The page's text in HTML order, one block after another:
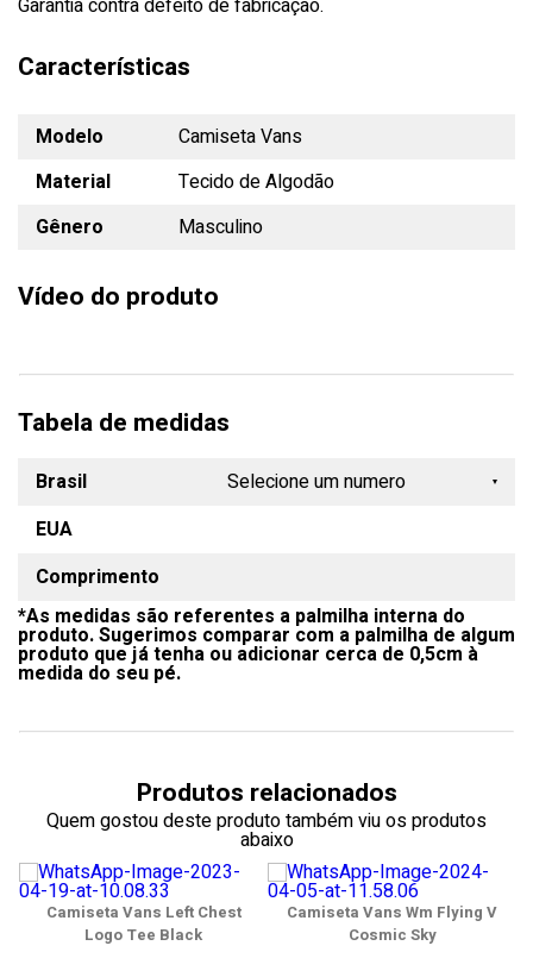
Características
Modelo
Camiseta Vans
Material
Tecido de Algodão
Gênero
Masculino
Vídeo do produto
Tabela de medidas
Brasil
EUA
Comprimento
*As medidas são referentes a palmilha interna do
produto. Sugerimos comparar com a palmilha de algum
produto que já tenha ou adicionar cerca de 0,5cm à
medida do seu pé.
Selecione um numero
35
39
40
41
Produtos relacionados
Quem gostou deste produto também viu os produtos
abaixo
Camiseta Vans Left Chest
Logo Tee Black
Camiseta Vans Wm Flying V
Cosmic Sky